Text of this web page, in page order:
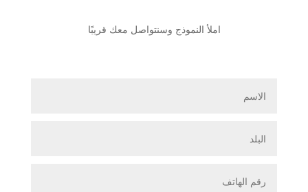
املأ النموذج وسنتواصل معك قريبًا